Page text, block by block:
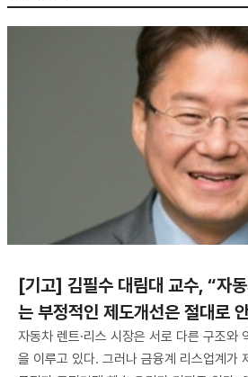
[기고] 김필수 대림대 교수, “자
는 부정적인 제도개선은 절대로
자동차 렌트·리스 시장은 서로 다른 구조와
을 이루고 있다. 그러나 금융계 리스업계가